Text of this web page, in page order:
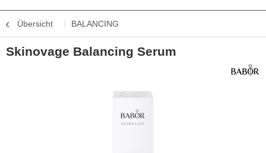
Übersicht BALANCING
Skinovage Balancing Serum